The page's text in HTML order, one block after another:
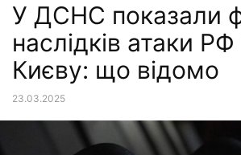
У ДСНС показали
наслідків атаки
Києву: що відомо
23.03.2025